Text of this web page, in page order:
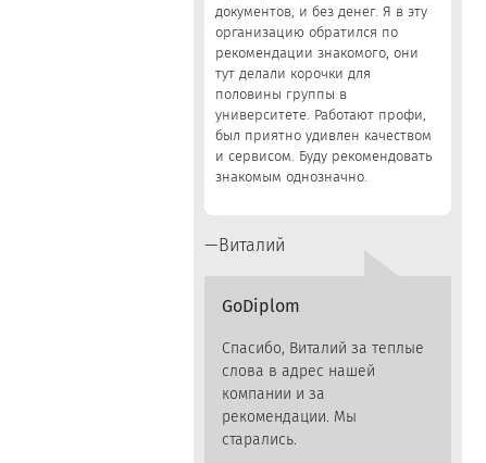
документов, и без денег. Я в эту
организацию обратился по
рекомендации знакомого, они
тут делали корочки для
половины группы в
университете. Работают профи,
был приятно удивлен качеством
и сервисом. Буду рекомендовать
знакомым однозначно.
Виталий
GoDiplom
Спасибо, Виталий за теплые
слова в адрес нашей
компании и за
рекомендации. Мы
старались.